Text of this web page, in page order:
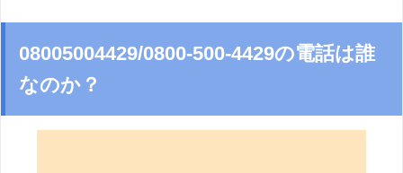
08005004429/0800-500-4429の電話は誰
なのか？